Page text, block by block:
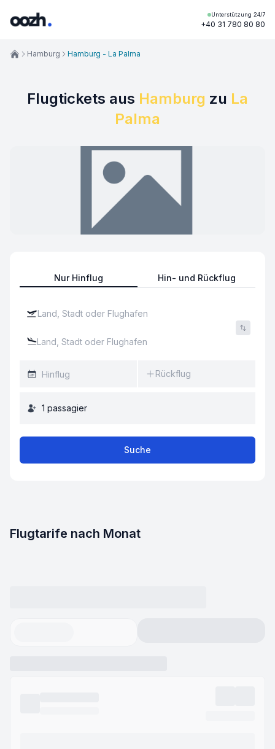
Unterstützung 24/7
+40 31 780 80 80
Flugtickets aus Hamburg zu La
Palma
Nur Hinflug Hin- und Rückflug
Rückflug
1 passagier
Suche
Hamburg Hamburg - La Palma
Flugtarife nach Monat